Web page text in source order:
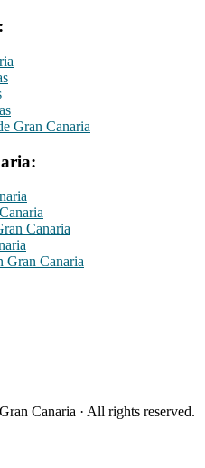
Gran Canaria
Canaria
Gran Canaria
Canaria · All rights reserved.